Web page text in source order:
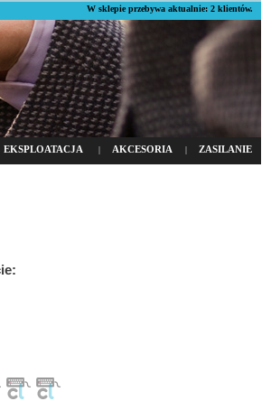
W sklepie przebywa aktualnie: 2 klientów.
EKSPLOATACJA | AKCESORIA | ZASILANIE